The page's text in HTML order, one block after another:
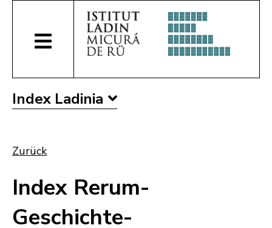
Index Ladinia
Zurück
Index Rerum-
Geschichte-